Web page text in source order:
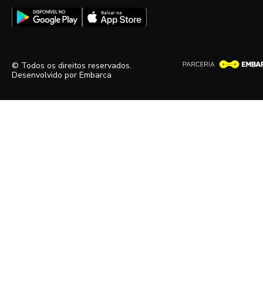
© Todos os direitos reservados.
Desenvolvido por Embarca